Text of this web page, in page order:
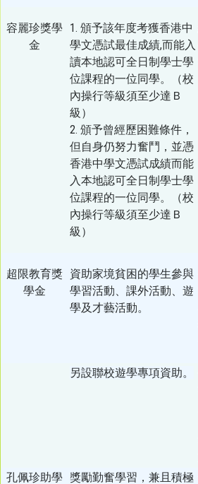
容麗珍獎學
金
1. 頒予該年度考獲香港中
學文憑試最佳成績,而能入
讀本地認可全日制學士學
位課程的一位同學。（校
內操行等級須至少達Ｂ
級）
2. 頒予曾經歷困難條件，
但自身仍努力奮鬥，並憑
香港中學文憑試成績而能
入本地認可全日制學士學
位課程的一位同學。（校
內操行等級須至少達Ｂ
級）
超限教育獎
學金
資助家境貧困的學生參與
學習活動、課外活動、遊
學及才藝活動。
另設聯校遊學專項資助。
孔佩珍助學 獎勵勤奮學習，兼且積極